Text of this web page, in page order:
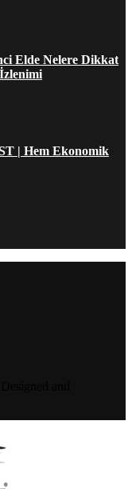
Elde Nelere Dikkat
| Hem Ekonomik
and